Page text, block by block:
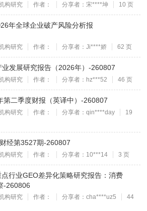
构研究 作者： 分享者：宋****坤 10 页
年全球企业破产风险分析报
构研究 作者： 分享者：Ji****娇 62 页
发展研究报告（2026年）-260807
构研究 作者： 分享者：hz***52 46 页
第二季度财报（英译中）-260807
构研究 作者： 分享者：qin****day
19
经第3527期-260807
构研究 作者： 分享者：10***14 3 页
行业GEO差异化策略研究报告：消费
-260806
构研究 作者： 分享者：cha****uz5
44